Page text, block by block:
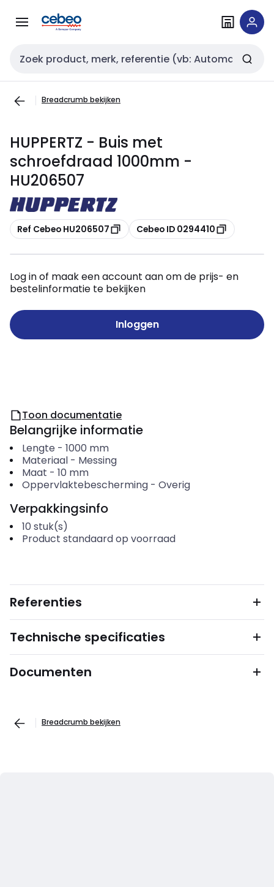
naar
naar
Zoekveld invoer
Breadcrumb bekijken
HUPPERTZ - Buis met
schroefdraad 1000mm -
HU206507
Kopiëren
Ref Cebeo HU206507 Kopiëren
Cebeo ID 0294410
Log in of maak een account aan om de prijs- en
bestelinformatie te bekijken
Inloggen
Toon documentatie
Belangrijke informatie
Lengte - 1000 mm
Materiaal- Messing
Maat - 10 mm
Oppervlaktebescherming- Overig
Verpakkingsinfo
10 stuk(s)
Product standaard op voorraad
Referenties
Technische specificaties
Documenten
Breadcrumb bekijken